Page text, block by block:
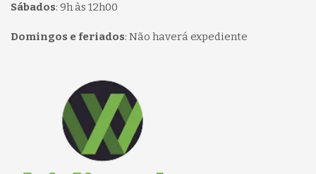
Sábados: 9h às 12h00
Domingos e feriados: Não haverá expediente
Página inicial